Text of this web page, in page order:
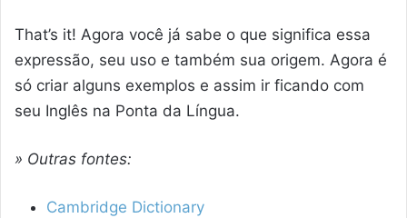
That’s it! Agora você já sabe o que significa essa
expressão, seu uso e também sua origem. Agora é
só criar alguns exemplos e assim ir ficando com
seu Inglês na Ponta da Língua.
» Outras fontes:
Cambridge Dictionary